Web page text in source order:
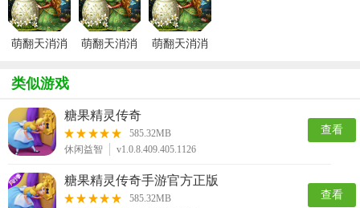
萌翻天消消
萌翻天消消
萌翻天消消
类似游戏
糖果精灵传奇
585.32MB
休闲益智
v1.0.8.409.405.1126
查看
糖果精灵传奇手游官方正版
585.32MB
查看